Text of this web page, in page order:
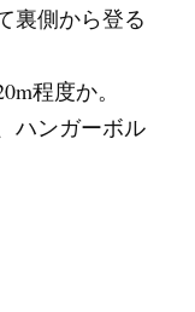
裏側から登る
程度か。
ハンガーボル